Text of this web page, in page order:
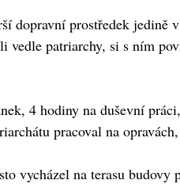
dopravní prostředek
vedle patriarchy, si s ním
4 hodiny na duševní
pracoval na
vycházel na terasu